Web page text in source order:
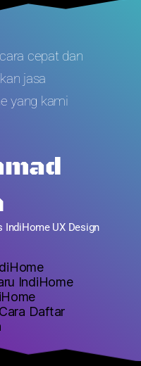
cepat dan
jasa
yang kami
IndiHome UX Design